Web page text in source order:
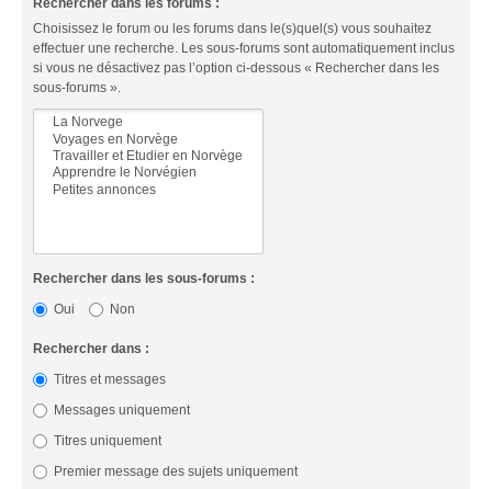
Rechercher dans les forums :
Choisissez le forum ou les forums dans le(s)quel(s) vous souhaitez
effectuer une recherche. Les sous-forums sont automatiquement inclus
si vous ne désactivez pas l’option ci-dessous « Rechercher dans les
sous-forums ».
Rechercher dans les sous-forums :
Oui
Non
Rechercher dans :
Titres et messages
Messages uniquement
Titres uniquement
Premier message des sujets uniquement